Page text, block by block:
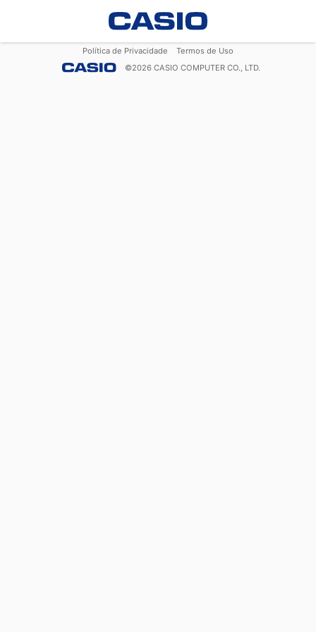
Política de Privacidade
Termos de Uso
©2026 CASIO COMPUTER CO., LTD.